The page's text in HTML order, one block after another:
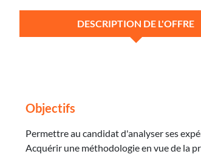
DESCRIPTION DE L'OFFRE
Objectifs
Permettre au candidat d'analyser ses
Acquérir une méthodologie en vue de la